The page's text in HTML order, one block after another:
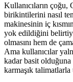
Kullanıcıların çoğu,
birikintilerini nasıl
makinesinin iç
yok edildiğini
olmasını hem de
Ama kullanıcılar
kadar basit
karmaşık